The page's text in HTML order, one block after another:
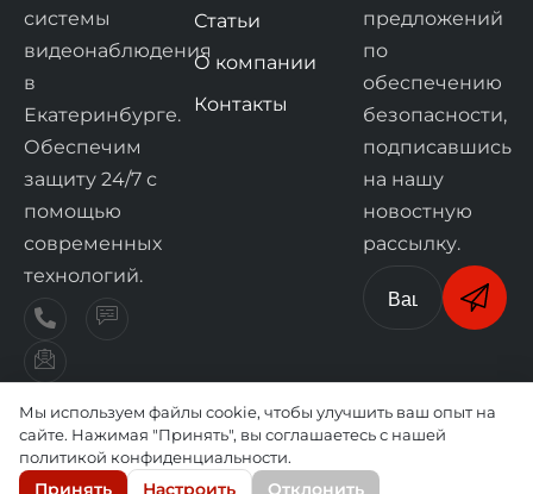
системы
видеонаблюдения
в
Екатеринбурге.
Обеспечим
защиту 24/7 с
помощью
современных
технологий.
Статьи
О компании
Контакты
предложений
по
обеспечению
безопасности,
подписавшись
на нашу
новостную
рассылку.
© 2025 Все права принадлежат компании
ЕкатВидеоПрофи
Мы используем файлы cookie, чтобы улучшить ваш опыт на
сайте. Нажимая "Принять", вы соглашаетесь с нашей
политикой конфиденциальности.
Принять Настроить Отклонить